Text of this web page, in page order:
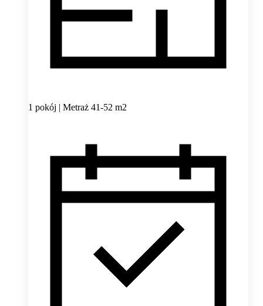
1 pokój | Metraż 41-52 m2